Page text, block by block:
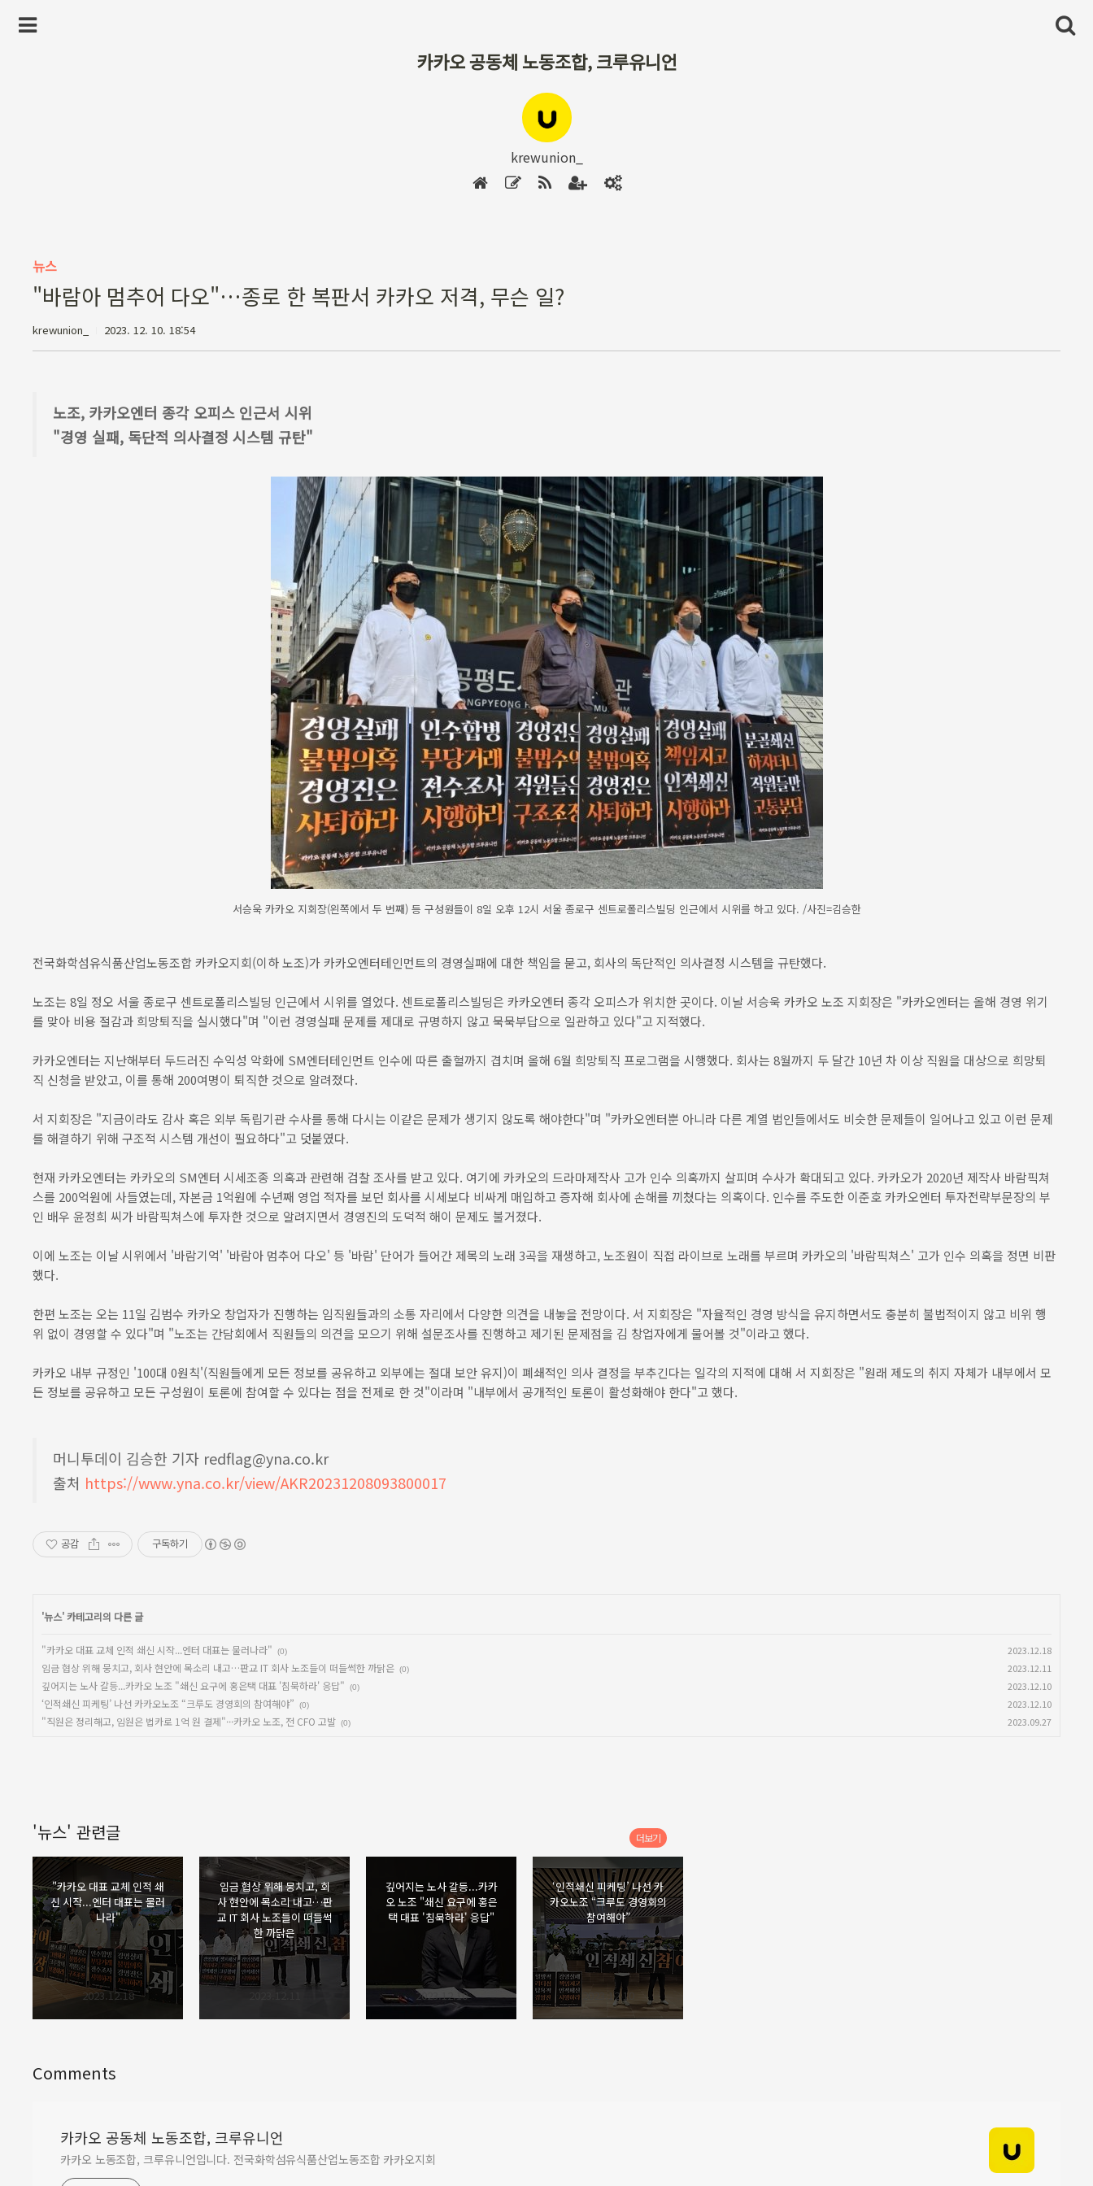
카카오 공동체 노동조합, 크루유니언
krewunion_
뉴스
"바람아 멈추어 다오"…종로 한 복판서 카카오 저격, 무슨 일?
krewunion_ 2023. 12. 10. 18:54
노조, 카카오엔터 종각 오피스 인근서 시위
"경영 실패, 독단적 의사결정 시스템 규탄"
서승욱 카카오 지회장(왼쪽에서 두 번째) 등 구성원들이 8일 오후 12시 서울 종로구 센트로폴리스빌딩 인근에서 시위를 하고 있다. /사진=김승한
전국화학섬유식품산업노동조합 카카오지회(이하 노조)가 카카오엔터테인먼트의 경영실패에 대한 책임을 묻고, 회사의 독단적인 의사결정 시스템을 규탄했다.
노조는 8일 정오 서울 종로구 센트로폴리스빌딩 인근에서 시위를 열었다. 센트로폴리스빌딩은 카카오엔터 종각 오피스가 위치한 곳이다. 이날 서승욱 카카오 노조 지회장은 "카카오엔터는 올해 경영 위기
를 맞아 비용 절감과 희망퇴직을 실시했다"며 "이런 경영실패 문제를 제대로 규명하지 않고 묵묵부답으로 일관하고 있다"고 지적했다.
카카오엔터는 지난해부터 두드러진 수익성 악화에 SM엔터테인먼트 인수에 따른 출혈까지 겹치며 올해 6월 희망퇴직 프로그램을 시행했다. 회사는 8월까지 두 달간 10년 차 이상 직원을 대상으로 희망퇴
직 신청을 받았고, 이를 통해 200여명이 퇴직한 것으로 알려졌다.
서 지회장은 "지금이라도 감사 혹은 외부 독립기관 수사를 통해 다시는 이같은 문제가 생기지 않도록 해야한다"며 "카카오엔터뿐 아니라 다른 계열 법인들에서도 비슷한 문제들이 일어나고 있고 이런 문제
를 해결하기 위해 구조적 시스템 개선이 필요하다"고 덧붙였다.
현재 카카오엔터는 카카오의 SM엔터 시세조종 의혹과 관련해 검찰 조사를 받고 있다. 여기에 카카오의 드라마제작사 고가 인수 의혹까지 살피며 수사가 확대되고 있다. 카카오가 2020년 제작사 바람픽쳐
스를 200억원에 사들였는데, 자본금 1억원에 수년째 영업 적자를 보던 회사를 시세보다 비싸게 매입하고 증자해 회사에 손해를 끼쳤다는 의혹이다. 인수를 주도한 이준호 카카오엔터 투자전략부문장의 부
인 배우 윤정희 씨가 바람픽쳐스에 투자한 것으로 알려지면서 경영진의 도덕적 해이 문제도 불거졌다.
이에 노조는 이날 시위에서 '바람기억' '바람아 멈추어 다오' 등 '바람' 단어가 들어간 제목의 노래 3곡을 재생하고, 노조원이 직접 라이브로 노래를 부르며 카카오의 '바람픽쳐스' 고가 인수 의혹을 정면 비판
했다.
한편 노조는 오는 11일 김범수 카카오 창업자가 진행하는 임직원들과의 소통 자리에서 다양한 의견을 내놓을 전망이다. 서 지회장은 "자율적인 경영 방식을 유지하면서도 충분히 불법적이지 않고 비위 행
위 없이 경영할 수 있다"며 "노조는 간담회에서 직원들의 의견을 모으기 위해 설문조사를 진행하고 제기된 문제점을 김 창업자에게 물어볼 것"이라고 했다.
카카오 내부 규정인 '100대 0원칙'(직원들에게 모든 정보를 공유하고 외부에는 절대 보안 유지)이 폐쇄적인 의사 결정을 부추긴다는 일각의 지적에 대해 서 지회장은 "원래 제도의 취지 자체가 내부에서 모
든 정보를 공유하고 모든 구성원이 토론에 참여할 수 있다는 점을 전제로 한 것"이라며 "내부에서 공개적인 토론이 활성화해야 한다"고 했다.
머니투데이 김승한 기자 redflag@yna.co.kr
출처 https://www.yna.co.kr/view/AKR20231208093800017
공감 구독하기
'뉴스' 카테고리의 다른 글
"카카오 대표 교체 인적 쇄신 시작...엔터 대표는 물러나라" (0) 2023.12.18
임금 협상 위해 뭉치고, 회사 현안에 목소리 내고…판교 IT 회사 노조들이 떠들썩한 까닭은 (0) 2023.12.11
깊어지는 노사 갈등...카카오 노조 "쇄신 요구에 홍은택 대표 '침묵하라' 응답" (0) 2023.12.10
‘인적쇄신 피케팅’ 나선 카카오노조 “크루도 경영회의 참여해야” (0) 2023.12.10
"직원은 정리해고, 임원은 법카로 1억 원 결제"···카카오 노조, 전 CFO 고발 (0) 2023.09.27
'뉴스' 관련글
"카카오 대표 교체 인적 쇄
신 시작...엔터 대표는 물러
나라"
2023.12.18
임금 협상 위해 뭉치고, 회
사 현안에 목소리 내고…판
교 IT 회사 노조들이 떠들썩
한 까닭은
깊어지는 노사 갈등...카카
오 노조 "쇄신 요구에 홍은
택 대표 '침묵하라' 응답"
2023.12.10
‘인적쇄신 피케팅’ 나선 카
카오노조 “크루도 경영회의
참여해야”
2023.12.10
더보기
Comments
카카오 공동체 노동조합, 크루유니언
카카오 노동조합, 크루유니언입니다. 전국화학섬유식품산업노동조합 카카오지회